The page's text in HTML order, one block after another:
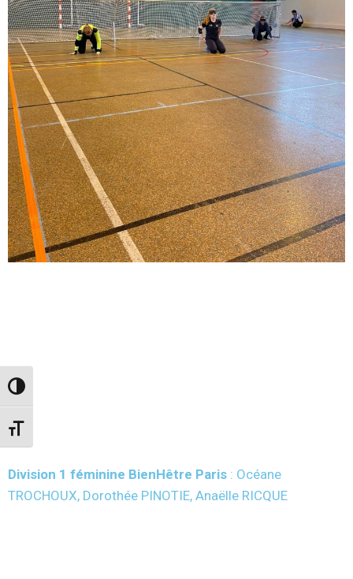
Passer en contraste élevé
Changer la taille de la police
Division 1 féminine BienHêtre Paris : Océane
TROCHOUX, Dorothée PINOTIE, Anaëlle RICQUE